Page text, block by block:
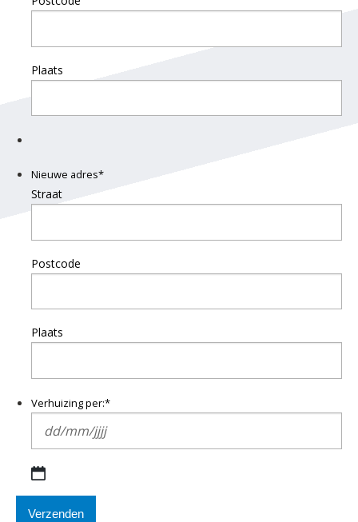
Plaats
Nieuwe adres*
Straat
Postcode
Plaats
Verhuizing per:*
DD
slash
MM